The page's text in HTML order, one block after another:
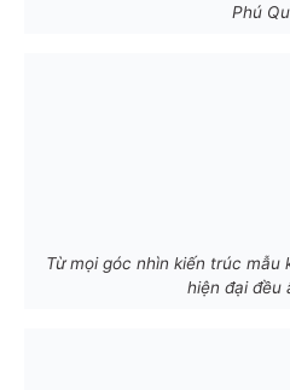
Phú
Từ mọi góc nhìn kiến trúc mẫu
hiện đại đều